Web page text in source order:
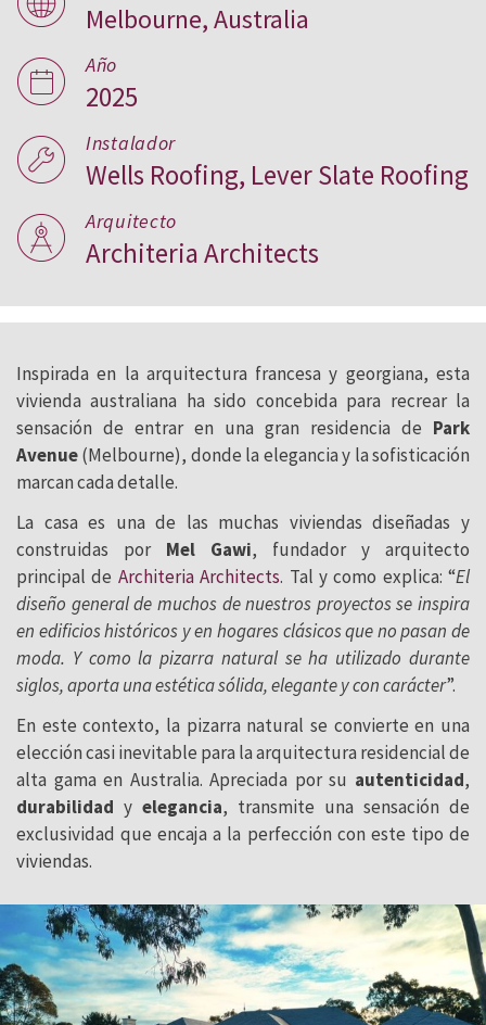
Melbourne, Australia
Año
2025
Instalador
Wells Roofing, Lever Slate Roofing
Arquitecto
Architeria Architects
Inspirada en la arquitectura francesa y georgiana, esta
vivienda australiana ha sido concebida para recrear la
sensación de entrar en una gran residencia de Park
Avenue(Melbourne), donde la elegancia y la sofisticación
marcan cada detalle.
La casa es una de las muchas viviendas diseñadas y
construidas por Mel Gawi, fundador y arquitecto
principal de Architeria Architects. Tal y como explica: “El
diseño general de muchos de nuestros proyectos se inspira
en edificios históricos y en hogares clásicos que no pasan de
moda. Y como la pizarra natural se ha utilizado durante
siglos, aporta una estética sólida, elegante y con carácter”.
En este contexto, la pizarra natural se convierte en una
elección casi inevitable para la arquitectura residencial de
alta gama en Australia. Apreciada por su autenticidad,
durabilidad y elegancia, transmite una sensación de
exclusividad que encaja a la perfección con este tipo de
viviendas.